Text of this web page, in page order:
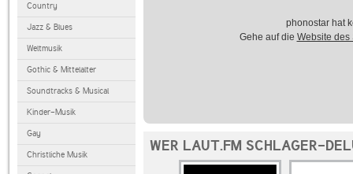
Country
Jazz & Blues
Weltmusik
Gothic & Mittelalter
Soundtracks & Musical
Kinder-Musik
Gay
Christliche Musik
phonostar hat
Gehe auf die Website des
WER LAUT.FM SCHLAGER-